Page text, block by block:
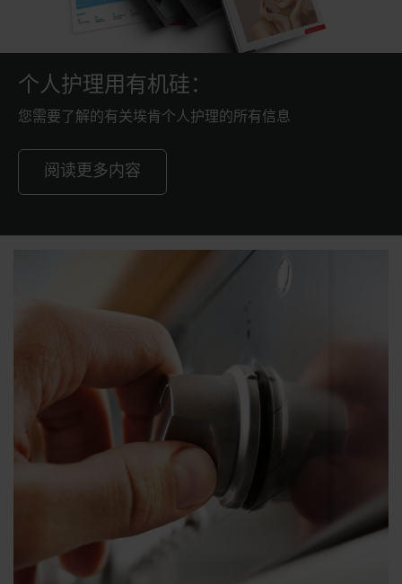
个人护理用有机硅：
您需要了解的有关埃肯个人护理的所有信息
阅读更多内容